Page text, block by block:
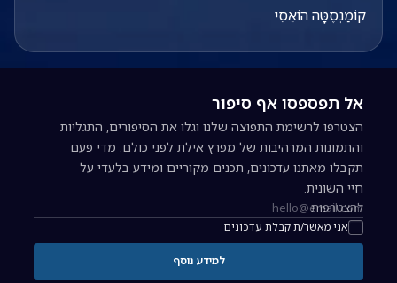
קוֹמַנְסֶטָּה הוֹאֵסֵי
אל תפספסו אף סיפור
הצטרפו לרשימת התפוצה שלנו וגלו את הסיפורים, התגליות
והתמונות המרהיבות של מפרץ אילת לפני כולם. מדי פעם
תקבלו מאתנו עדכונים, תכנים מקוריים ומידע בלעדי על
חיי השונית.
כתובת אימייל להרשמה לניוזלטר
אני מאשר/ת קבלת עדכונים
להצטרפות
למידע נוסף